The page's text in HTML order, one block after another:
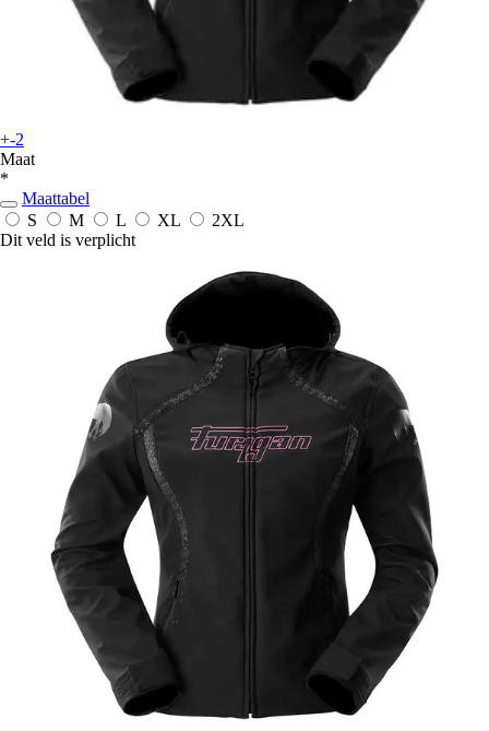
+-2
Maat
*
Maattabel
S
M L XL
2XL
Dit veld is verplicht